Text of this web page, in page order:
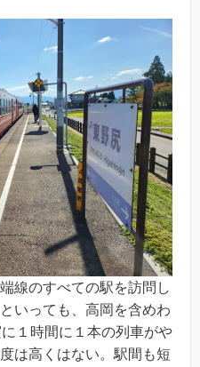
線のすべての駅を訪問し
いっても、高岡を含めわ
１時間に１本の列車がや
は高くはない。駅間も短